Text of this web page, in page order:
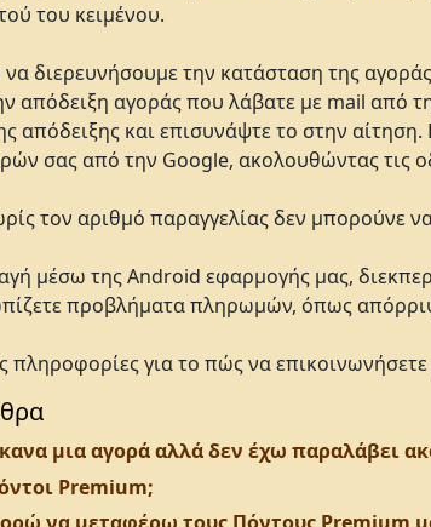
του κειμένου.
διερευνήσουμε την κατάσταση της
απόδειξη αγοράς που λάβατε με mail από
απόδειξης και επισυνάψτε το στην
σας από την Google, ακολουθώντας τις
τον αριθμό παραγγελίας δεν μπορούνε
μέσω της Android εφαρμογής μας,
προβλήματα πληρωμών, όπως
πληροφορίες για το πώς να
μια αγορά αλλά δεν έχω παραλάβει
Premium;